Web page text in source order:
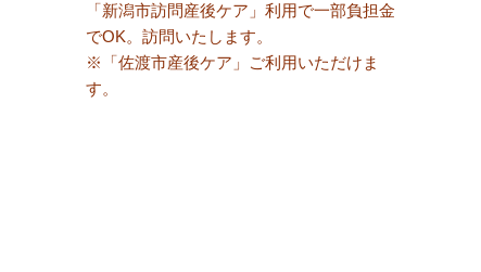
「新潟市訪問産後ケア」利用で一部負担金
でOK。訪問いたします。
​※「佐渡市産後ケア」ご利用いただけま
す。